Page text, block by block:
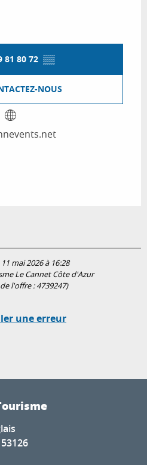
81 80 72 ▒▒
NOUS
mai 2026 à 16:28
Le Cannet Côte d'Azur
l'offre :4739247)
une erreur